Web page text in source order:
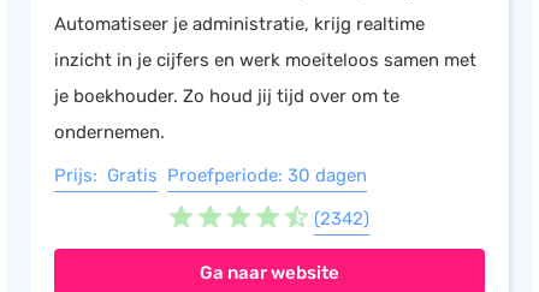
Automatiseer je administratie, krijg realtime
inzicht in je cijfers en werk moeiteloos samen met
je boekhouder. Zo houd jij tijd over om te
ondernemen.
Prijs: Gratis Proefperiode: 30 dagen
(2342)
Ga naar website